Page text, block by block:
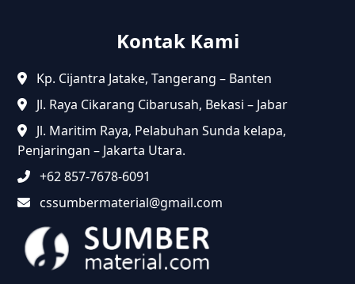
Kontak Kami
Kp. Cijantra Jatake, Tangerang – Banten
Jl. Raya Cikarang Cibarusah, Bekasi – Jabar
Jl. Maritim Raya, Pelabuhan Sunda kelapa,
Penjaringan – Jakarta Utara.
+62 857-7678-6091
cssumbermaterial@gmail.com